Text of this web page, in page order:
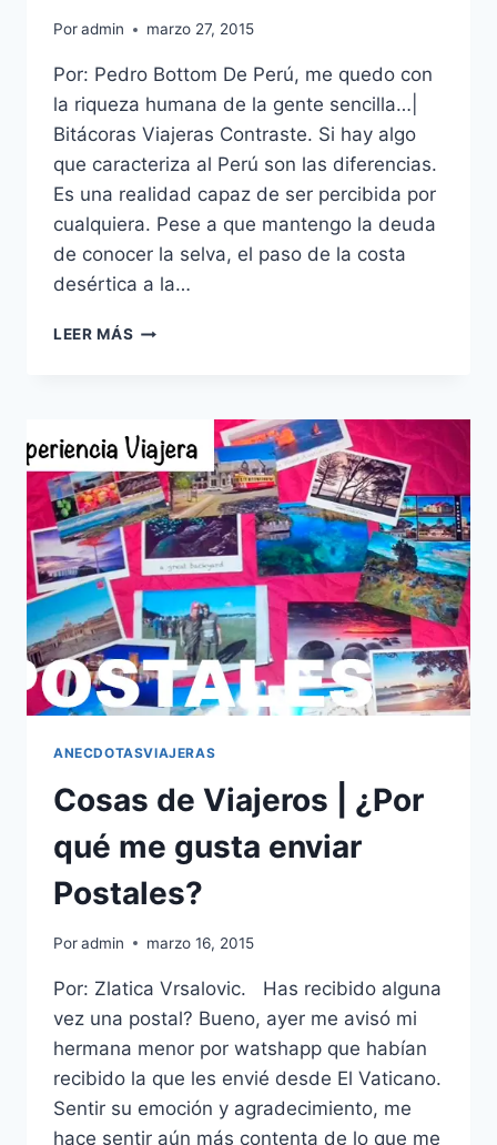
Poradmin marzo 27, 2015
Por: Pedro Bottom De Perú, me quedo con
la riqueza humana de la gente sencilla…|
Bitácoras Viajeras Contraste. Si hay algo
que caracteriza al Perú son las diferencias.
Es una realidad capaz de ser percibida por
cualquiera. Pese a que mantengo la deuda
de conocer la selva, el paso de la costa
desértica a la…
LEER MÁS PERÚ
CONTRASTES
ANECDOTASVIAJERAS
Cosas de Viajeros | ¿Por
qué me gusta enviar
Postales?
Poradmin marzo 16, 2015
Por: Zlatica Vrsalovic. Has recibido alguna
vez una postal? Bueno, ayer me avisó mi
hermana menor por watshapp que habían
recibido la que les envié desde El Vaticano.
Sentir su emoción y agradecimiento, me
hace sentir aún más contenta de lo que me